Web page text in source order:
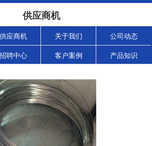
供应商机
供应商机 关于我们 公司动态
招聘中心 客户案例 产品知识